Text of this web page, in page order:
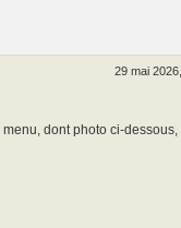
29 mai
dont photo ci-dessous,